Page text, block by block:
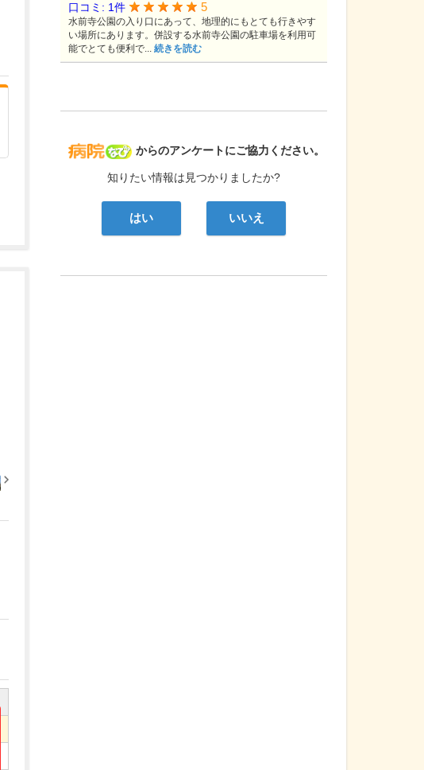
病院なび
からのアンケートにご協力ください。
知りたい情報は見つかりましたか?
はい いいえ
口コミ: 1件 5
水前寺公園の入り口にあって、地理的にもとても行きやす
い場所にあります。併設する水前寺公園の駐車場を利用可
能でとても便利で... 続きを読む